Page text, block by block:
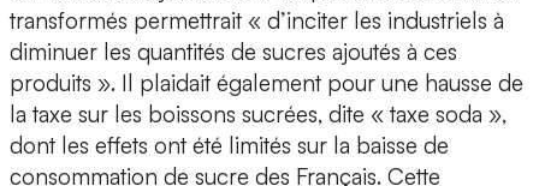
transformés permettrait « d’inciter les industriels à
diminuer les quantités de sucres ajoutés à ces
produits ». Il plaidait également pour une hausse de
la taxe sur les boissons sucrées, dite « taxe soda »,
dont les effets ont été limités sur la baisse de
consommation de sucre des Français. Cette